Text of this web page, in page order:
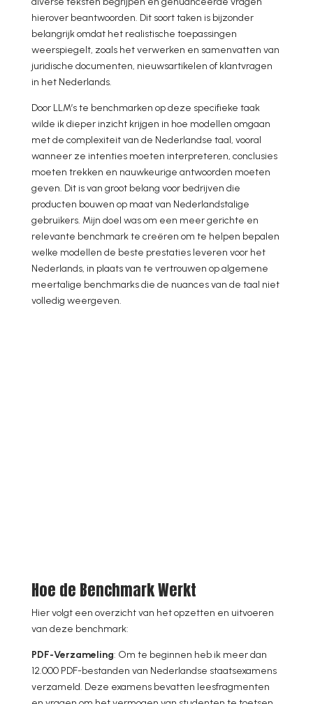
hierover beantwoorden. Dit soort taken is bijzonder
belangrijk omdat het realistische toepassingen
weerspiegelt, zoals het verwerken en samenvatten van
juridische documenten, nieuwsartikelen of klantvragen
in het Nederlands.
Door LLM’s te benchmarken op deze specifieke taak
wilde ik dieper inzicht krijgen in hoe modellen omgaan
met de complexiteit van de Nederlandse taal, vooral
wanneer ze intenties moeten interpreteren, conclusies
moeten trekken en nauwkeurige antwoorden moeten
geven. Dit is van groot belang voor bedrijven die
producten bouwen op maat van Nederlandstalige
gebruikers. Mijn doel was om een meer gerichte en
relevante benchmark te creëren om te helpen bepalen
welke modellen de beste prestaties leveren voor het
Nederlands, in plaats van te vertrouwen op algemene
meertalige benchmarks die de nuances van de taal niet
volledig weergeven.
Hoe de Benchmark Werkt
Hier volgt een overzicht van het opzetten en uitvoeren
van deze benchmark:
PDF-Verzameling: Om te beginnen heb ik meer dan
12.000 PDF-bestanden van Nederlandse staatsexamens
verzameld. Deze examens bevatten leesfragmenten